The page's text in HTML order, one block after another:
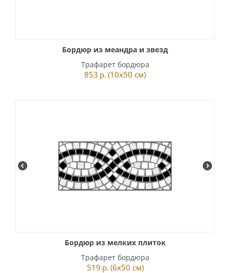
Бордюр из меандра и звезд
Трафарет бордюра
853 р. (10x50 см)
Бордюр из мелких плиток
Трафарет бордюра
519 р. (6x50 см)